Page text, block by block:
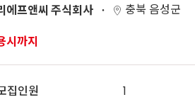
에프앤씨 주식회사
충북 음성군
시까지
집인원 1